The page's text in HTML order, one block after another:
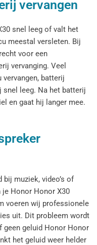
vervangen
snel leeg of valt het
meestal versleten. Bij
voor een
vervanging. Veel
batterij
leeg. Na het batterij
en gaat hij langer mee.
muziek, video’s of
je Honor Honor X30
voeren wij professionele
uit. Dit probleem wordt
geen geluid Honor Honor
het geluid weer helder